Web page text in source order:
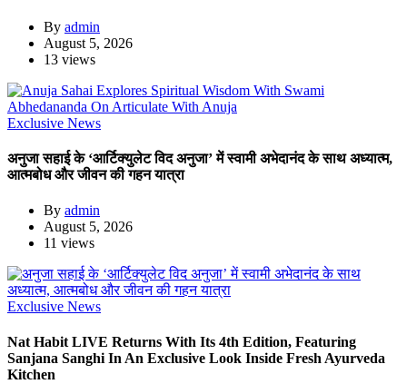
By admin
August 5, 2026
13 views
Exclusive News
अनुजा सहाई के ‘आर्टिक्युलेट विद अनुजा’ में स्वामी अभेदानंद के साथ अध्यात्म,
आत्मबोध और जीवन की गहन यात्रा
By admin
August 5, 2026
11 views
Exclusive News
Nat Habit LIVE Returns With Its 4th Edition, Featuring
Sanjana Sanghi In An Exclusive Look Inside Fresh Ayurveda
Kitchen